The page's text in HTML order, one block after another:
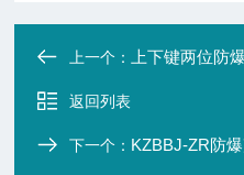
上一个： 上下键两位防爆按钮盒
返回列表
下一个： KZBBJ-ZR防爆声光报警